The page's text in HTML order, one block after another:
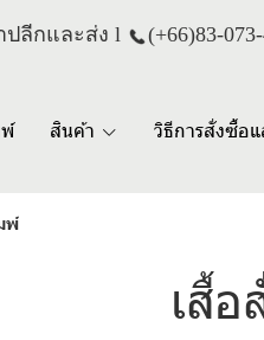
ปลีกและส่ง l (+66)83-
สินค้า วิธีการสั่งซื้อ
พ์
เสื้